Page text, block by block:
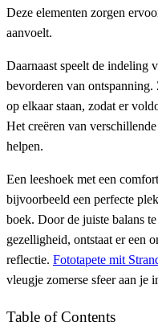
Deze elementen zorgen
aanvoelt.
Daarnaast speelt de indeling
bevorderen van
op elkaar staan, zodat er
Het creëren van
helpen.
Een leeshoek met een
bijvoorbeeld een perfecte
boek. Door de juiste balans
gezelligheid, ontstaat er een
reflectie. Fototapete mit
vleugje zomerse sfeer aan je
Table of Contents